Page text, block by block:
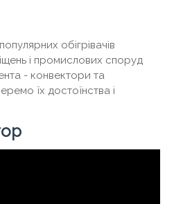
обігрівачів
і промислових споруд
- конвектори та
їх достоїнства і